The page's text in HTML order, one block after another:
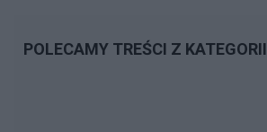
POLECAMY TREŚCI Z KATEGORII